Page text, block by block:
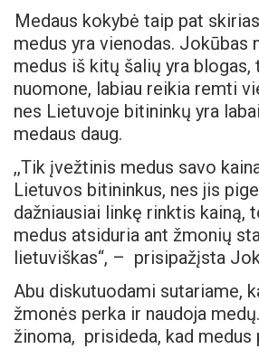
Medaus kokybė taip pat
medus yra vienodas. Jokūbas
medus iš kitų šalių yra blogas,
nuomone, labiau reikia remti
nes Lietuvoje bitininkų yra
medaus daug.
,,Tik įvežtinis medus savo
Lietuvos bitininkus, nes jis
dažniausiai linkę rinktis kainą,
medus atsiduria ant žmonių
lietuviškas“, – prisipažįsta
Abu diskutuodami sutariame,
žmonės perka ir naudoja
žinoma, prisideda, kad medus